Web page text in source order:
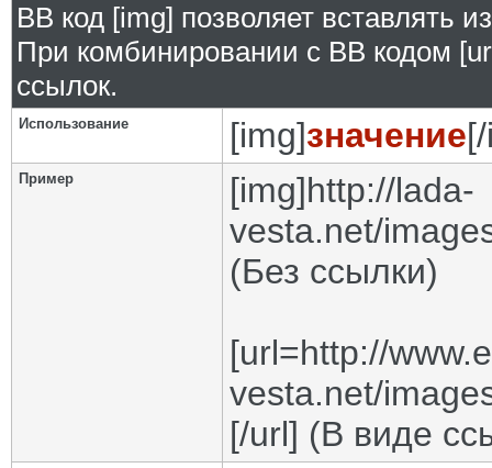
BB код [img] позволяет вставлять
При комбинировании с BB кодом
ссылок.
Использование [img]значение
Пример
[img]http://lada-
vesta.net/
(Без ссылки)
[url=http://
vesta.net/
[/url] (В виде